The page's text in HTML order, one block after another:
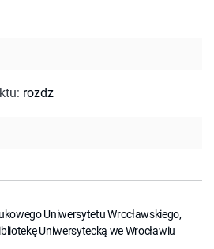
: rozdz
Uniwersytetu Wrocławskiego,
Uniwersytecką we Wrocławiu